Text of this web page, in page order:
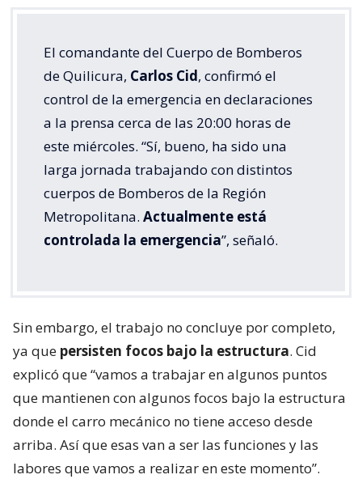
El comandante del Cuerpo de Bomberos
de Quilicura, Carlos Cid, confirmó el
control de la emergencia en declaraciones
a la prensa cerca de las 20:00 horas de
este miércoles. “Sí, bueno, ha sido una
larga jornada trabajando con distintos
cuerpos de Bomberos de la Región
Metropolitana. Actualmente está
controlada la emergencia”, señaló.
Sin embargo, el trabajo no concluye por completo,
ya que persisten focos bajo la estructura. Cid
explicó que “vamos a trabajar en algunos puntos
que mantienen con algunos focos bajo la estructura
donde el carro mecánico no tiene acceso desde
arriba. Así que esas van a ser las funciones y las
labores que vamos a realizar en este momento”.